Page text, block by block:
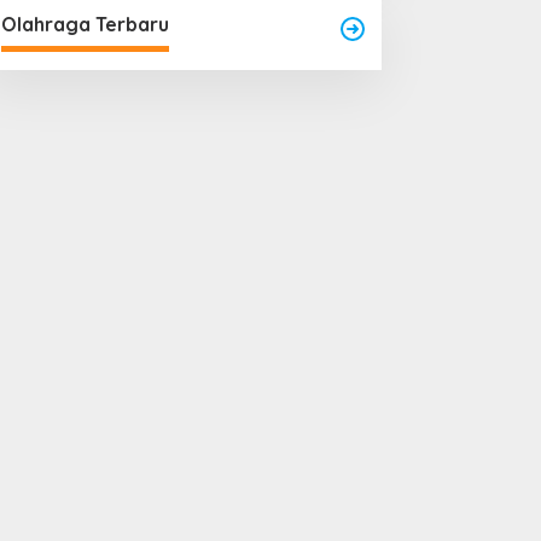
Olahraga Terbaru